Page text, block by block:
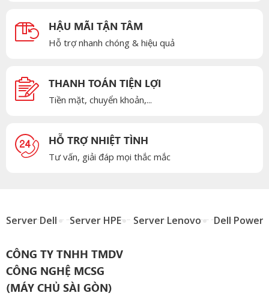
HẬU MÃI TẬN TÂM
Hỗ trợ nhanh chóng & hiệu quả
THANH TOÁN TIỆN LỢI
Tiền mặt, chuyển khoản,...
HỖ TRỢ NHIỆT TÌNH
Tư vấn, giải đáp mọi thắc mắc
Server Dell Server HPE Server Lenovo Dell
CÔNG TY TNHH TMDV
CÔNG NGHỆ MCSG
(MÁY CHỦ SÀI GÒN)